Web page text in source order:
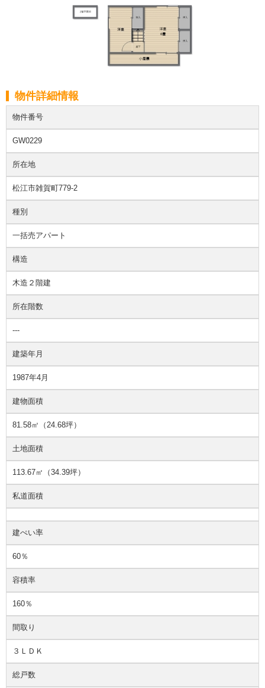
物件詳細情報
物件番号
GW0229
所在地
松江市雑賀町779-2
種別
一括売アパート
構造
木造２階建
所在階数
---
建築年月
1987年4月
建物面積
81.58㎡（24.68坪）
土地面積
113.67㎡（34.39坪）
私道面積
建ぺい率
60％
容積率
160％
間取り
３ＬＤＫ
総戸数